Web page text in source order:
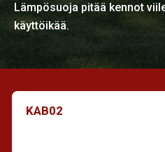
Lämpösuoja pitää kennot
käyttöikää.
KAB02